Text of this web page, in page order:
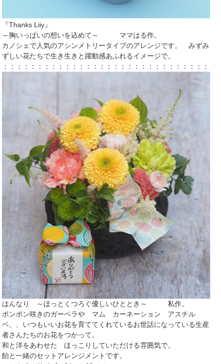
『Thanks Liiy』
～胸いっぱいの想いを込めて～ ママはる作。
カノシェで人気のアシンメトリータイプのアレンジです。 みずみ
ずしい花たちで生き生きと躍動感あふれるイメージで。
：：：：：：：：：：：：：：：：：：：：：：：：：：：：：：：
はんなり ～ほっとくつろぐ優しいひととき～ 私作。
ポンポン咲きのガーベラや マム カーネーション アスチル
ベ、、いつもいいお花を育ててくれているお世話になっている生産
者さんたちのお花をつかって。
和と洋をあわせた ほっこりしていただける雰囲気で。
飴と一緒のセットアレンジメントです。